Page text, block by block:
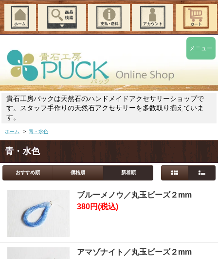
貴石工房パックは天然石のハンドメイドアクセサリーショップで
す。スタッフ手作りの天然石アクセサリーを多数取り揃えていま
す。
ホーム > 青・水色
青・水色
おすすめ順 価格順 新着順
ブルーメノウ／丸玉ビーズ２mm
380円(税込)
アマゾナイト／丸玉ビーズ２mm
メニュー